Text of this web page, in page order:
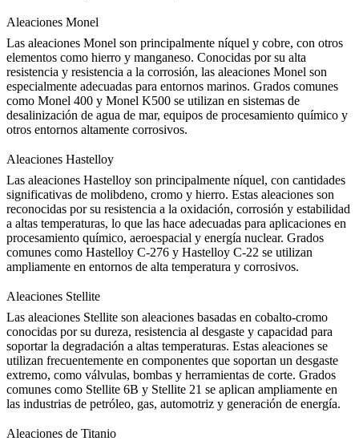
Aleaciones Monel
Las aleaciones Monel son principalmente níquel y cobre, con otros
elementos como hierro y manganeso. Conocidas por su alta
resistencia y resistencia a la corrosión, las aleaciones Monel son
especialmente adecuadas para entornos marinos. Grados comunes
como Monel 400 y Monel K500 se utilizan en sistemas de
desalinización de agua de mar, equipos de procesamiento químico y
otros entornos altamente corrosivos.
Aleaciones Hastelloy
Las aleaciones Hastelloy son principalmente níquel, con cantidades
significativas de molibdeno, cromo y hierro. Estas aleaciones son
reconocidas por su resistencia a la oxidación, corrosión y estabilidad
a altas temperaturas, lo que las hace adecuadas para aplicaciones en
procesamiento químico, aeroespacial y energía nuclear. Grados
comunes como Hastelloy C-276 y Hastelloy C-22 se utilizan
ampliamente en entornos de alta temperatura y corrosivos.
Aleaciones Stellite
Las aleaciones Stellite son aleaciones basadas en cobalto-cromo
conocidas por su dureza, resistencia al desgaste y capacidad para
soportar la degradación a altas temperaturas. Estas aleaciones se
utilizan frecuentemente en componentes que soportan un desgaste
extremo, como válvulas, bombas y herramientas de corte. Grados
comunes como Stellite 6B y Stellite 21 se aplican ampliamente en
las industrias de petróleo, gas, automotriz y generación de energía.
Aleaciones de Titanio